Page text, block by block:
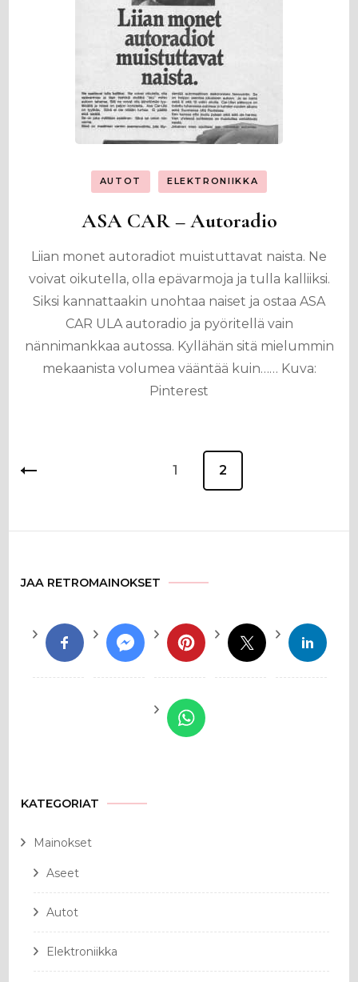
AUTOT ELEKTRONIIKKA
ASA CAR – Autoradio
Liian monet autoradiot muistuttavat naista. Ne
voivat oikutella, olla epävarmoja ja tulla kalliiksi.
Siksi kannattaakin unohtaa naiset ja ostaa ASA
CAR ULA autoradio ja pyöritellä vain
nännimankkaa autossa. Kyllähän sitä mielummin
mekaanista volumea vääntää kuin…… Kuva:
Pinterest
Sivu
1 Sivu
2
JAA RETROMAINOKSET
KATEGORIAT
Mainokset
Aseet
Autot
Elektroniikka